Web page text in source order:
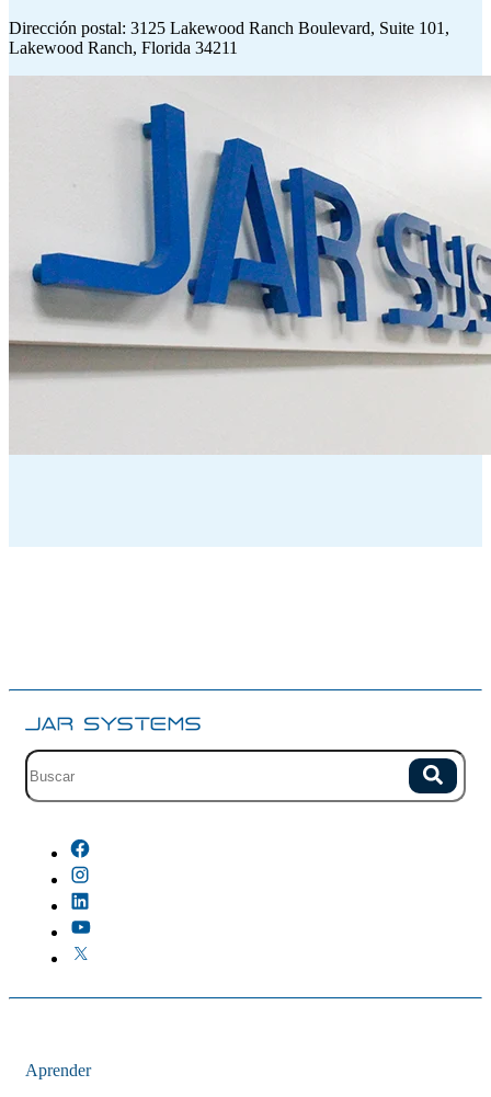
Dirección postal: 3125 Lakewood Ranch Boulevard, Suite 101,
Lakewood Ranch, Florida 34211
Campo de busqueda con sugerencias. Buscar
Aprender